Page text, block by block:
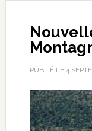
PUBLIÉ LE 4